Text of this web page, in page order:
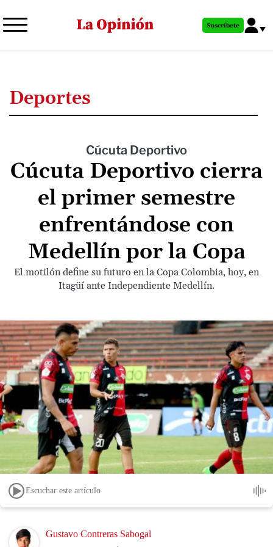
al
principal
Suscríbete
Deportes
Cúcuta Deportivo
Cúcuta Deportivo cierra
el primer semestre
enfrentándose con
Medellín por la Copa
El motilón define su futuro en la Copa Colombia, hoy, en
Itagüí ante Independiente Medellín.
Escuchar este artículo
Image Gustavo Contreras Sabogal